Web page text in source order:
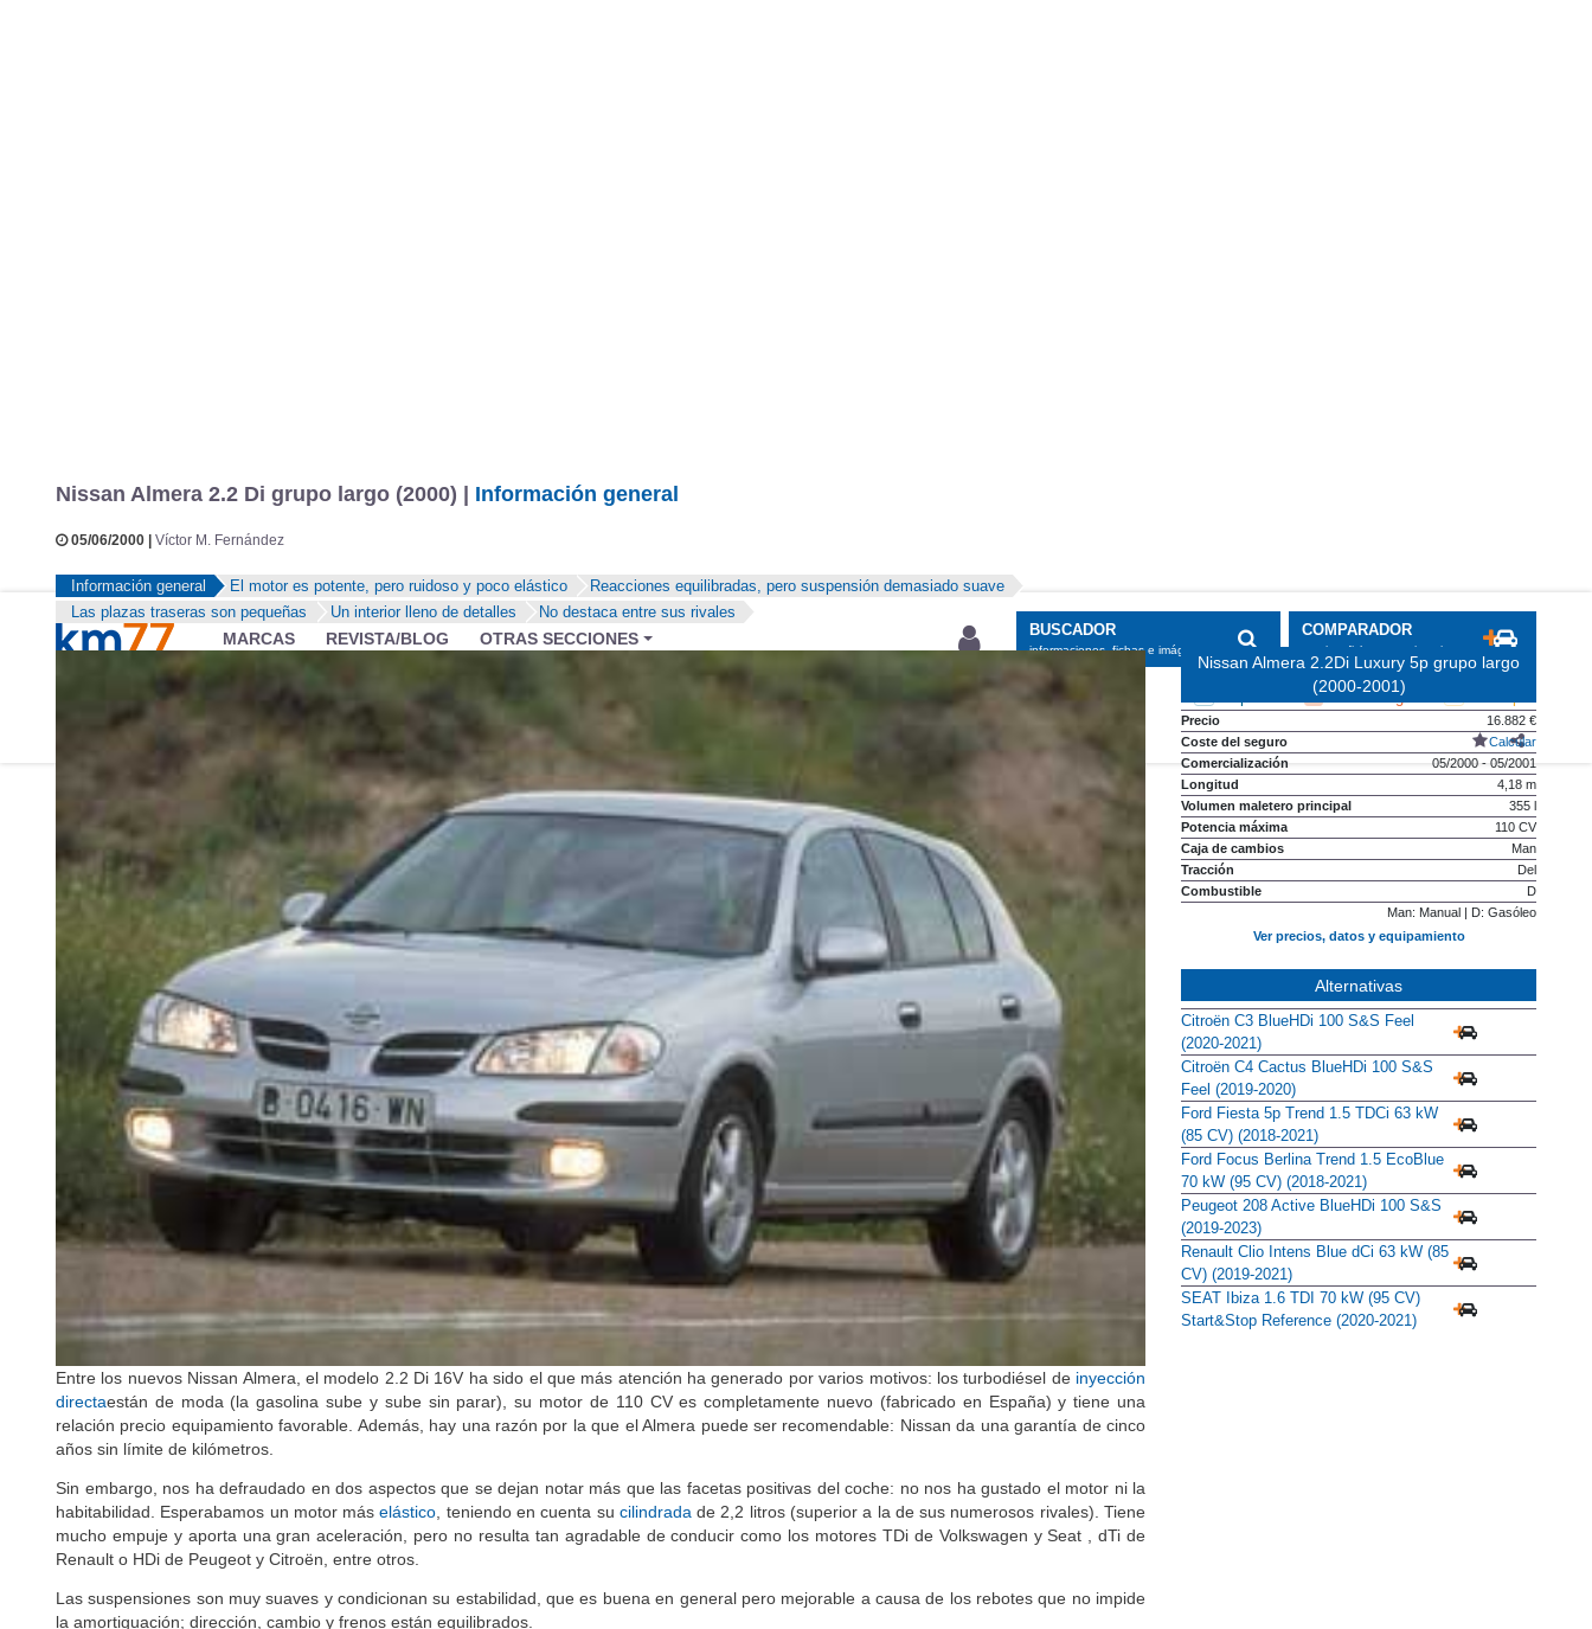
Nissan Almera 2.2 Di grupo largo (2000) | Información general
Información general El motor es potente, pero ruidoso y poco elástico
Reacciones equilibradas, pero suspensión demasiado suave
Las plazas traseras son pequeñas
Un interior lleno de detalles No destaca entre sus rivales
Entre los nuevos Nissan Almera, el modelo 2.2 Di 16V ha sido el que más atención ha generado por varios motivos: los turbodiésel deinyección
directaestán de moda (la gasolina sube y sube sin parar), su motor de 110 CV es completamente nuevo (fabricado en España) y tiene una
relación precio equipamiento favorable. Además, hay una razón por la que el Almera puede ser recomendable: Nissan da una garantía de cinco
Sin embargo, nos ha defraudado en dos aspectos que se dejan notar más que las facetas positivas del coche: no nos ha gustado el motor ni la
habitabilidad. Esperabamos un motor máselástico, teniendo en cuenta sucilindradade 2,2 litros (superior a la de sus numerosos rivales). Tiene
mucho empuje y aporta una gran aceleración, pero no resulta tan agradable de conducir como los motores TDi de Volkswagen y Seat , dTi de
Las suspensiones son muy suaves y condicionan su estabilidad, que es buena en general pero mejorable a causa de los rebotes que no impide
Nissan Almera 2.2Di Luxury 5p grupo largo
(2000-2001)
Precio
16.882 €
Coste del seguro
Calcular
Comercialización
05/2000 - 05/2001
Longitud
4,18 m
Volumen maletero principal
355 l
Potencia máxima
110 CV
Caja de cambios
Man
Tracción
Del
D
Man: Manual | D: Gasóleo
Alternativas
Citroën C3 BlueHDi 100 S&S Feel
(2020-2021)
Citroën C4 Cactus BlueHDi 100 S&S
Feel (2019-2020)
Ford Fiesta 5p Trend 1.5 TDCi 63 kW
(85 CV) (2018-2021)
Ford Focus Berlina Trend 1.5 EcoBlue
70 kW (95 CV) (2018-2021)
Peugeot 208 Active BlueHDi 100 S&S
(2019-2023)
Renault Clio Intens Blue dCi 63 kW (85
CV) (2019-2021)
SEAT Ibiza 1.6 TDI 70 kW (95 CV)